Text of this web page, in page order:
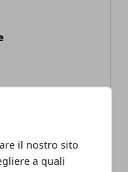
il nostro sito
a quali